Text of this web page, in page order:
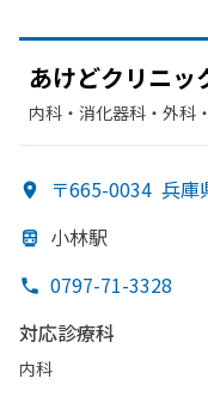
あけどクリニッ
内科・​消化器科・​外科
〒665-0034 兵庫
小林駅
0797-71-3328
対応診療科
内科